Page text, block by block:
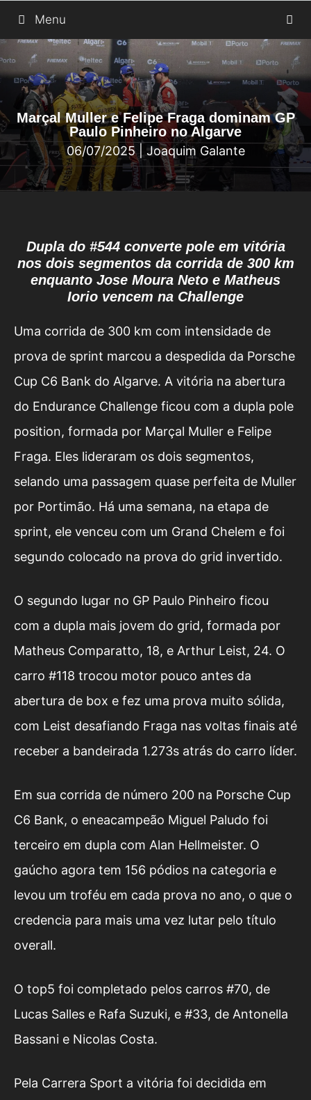
para
o
conteúdo
Menu
Marçal Muller e Felipe Fraga dominam GP
Paulo Pinheiro no Algarve
06/07/2025| Joaquim Galante
Dupla do #544 converte pole em vitória
nos dois segmentos da corrida de 300 km
enquanto Jose Moura Neto e Matheus
Iorio vencem na Challenge
Uma corrida de 300 km com intensidade de
prova de sprint marcou a despedida da Porsche
Cup C6 Bank do Algarve. A vitória na abertura
do Endurance Challenge ficou com a dupla pole
position, formada por Marçal Muller e Felipe
Fraga. Eles lideraram os dois segmentos,
selando uma passagem quase perfeita de Muller
por Portimão. Há uma semana, na etapa de
sprint, ele venceu com um Grand Chelem e foi
segundo colocado na prova do grid invertido.
O segundo lugar no GP Paulo Pinheiro ficou
com a dupla mais jovem do grid, formada por
Matheus Comparatto, 18, e Arthur Leist, 24. O
carro #118 trocou motor pouco antes da
abertura de box e fez uma prova muito sólida,
com Leist desafiando Fraga nas voltas finais até
receber a bandeirada 1.273s atrás do carro líder.
Em sua corrida de número 200 na Porsche Cup
C6 Bank, o eneacampeão Miguel Paludo foi
terceiro em dupla com Alan Hellmeister. O
gaúcho agora tem 156 pódios na categoria e
levou um troféu em cada prova no ano, o que o
credencia para mais uma vez lutar pelo título
overall.
O top5 foi completado pelos carros #70, de
Lucas Salles e Rafa Suzuki, e #33, de Antonella
Bassani e Nicolas Costa.
Pela Carrera Sport a vitória foi decidida em